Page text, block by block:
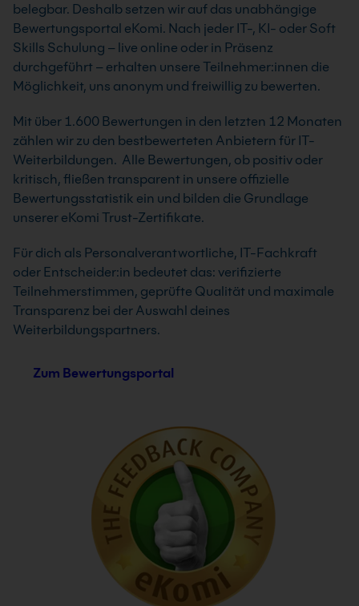
belegbar. Deshalb setzen wir auf das unabhängige
Bewertungsportal eKomi. Nach jeder IT-, KI- oder Soft
Skills Schulung – live online oder in Präsenz
durchgeführt – erhalten unsere Teilnehmer:innen die
Möglichkeit, uns anonym und freiwillig zu bewerten.
Mit über 1.600 Bewertungen in den letzten 12 Monaten
zählen wir zu den bestbewerteten Anbietern für IT-
Weiterbildungen. Alle Bewertungen, ob positiv oder
kritisch, fließen transparent in unsere offizielle
Bewertungsstatistik ein und bilden die Grundlage
unserer eKomi Trust-Zertifikate.
Für dich als Personalverantwortliche, IT-Fachkraft
oder Entscheider:in bedeutet das: verifizierte
Teilnehmerstimmen, geprüfte Qualität und maximale
Transparenz bei der Auswahl deines
Weiterbildungspartners.
Zum Bewertungsportal